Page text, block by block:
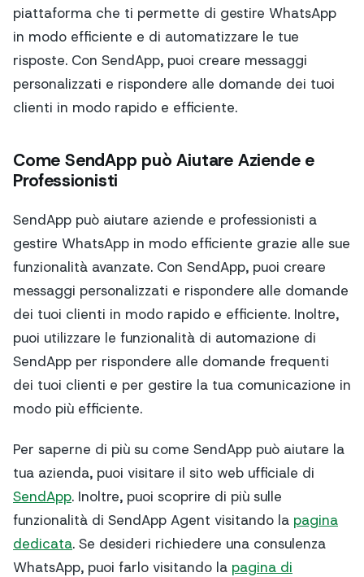
piattaforma che ti permette di gestire WhatsApp
in modo efficiente e di automatizzare le tue
risposte. Con SendApp, puoi creare messaggi
personalizzati e rispondere alle domande dei tuoi
clienti in modo rapido e efficiente.
Come SendApp può Aiutare Aziende e
Professionisti
SendApp può aiutare aziende e professionisti a
gestire WhatsApp in modo efficiente grazie alle sue
funzionalità avanzate. Con SendApp, puoi creare
messaggi personalizzati e rispondere alle domande
dei tuoi clienti in modo rapido e efficiente. Inoltre,
puoi utilizzare le funzionalità di automazione di
SendApp per rispondere alle domande frequenti
dei tuoi clienti e per gestire la tua comunicazione in
modo più efficiente.
Per saperne di più su come SendApp può aiutare la
tua azienda, puoi visitare il sito web ufficiale di
SendApp. Inoltre, puoi scoprire di più sulle
funzionalità di SendApp Agent visitando la pagina
dedicata. Se desideri richiedere una consulenza
WhatsApp, puoi farlo visitando la pagina di